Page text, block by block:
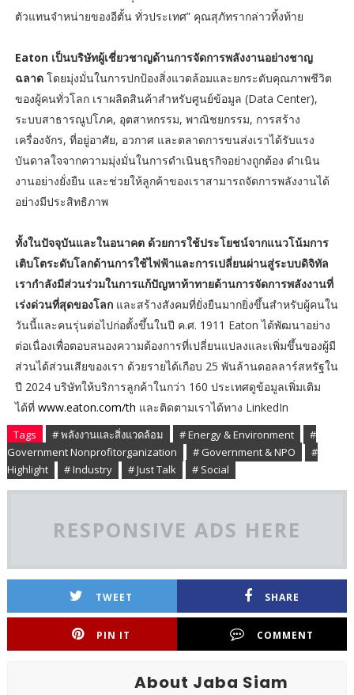
ตัวแทนจำหน่ายของอีตั้น ทั่วประเทศ” คุณสุภัทรากล่าวทิ้งท้าย
Eaton เป็นบริษัทผู้เชี่ยวชาญด้านการจัดการพลังงานอย่างชาญ
ฉลาด โดยมุ่งมั่นในการปกป้องสิ่งแวดล้อมและยกระดับคุณภาพชีวิต
ของผู้คนทั่วโลก เราผลิตสินค้าสำหรับศูนย์ข้อมูล (Data Center),
ระบบสาธารณูปโภค, อุตสาหกรรม, พาณิชยกรรม, การสร้าง
เครื่องจักร, ที่อยู่อาศัย, อวกาศ และตลาดการขนส่งเราได้รับแรง
บันดาลใจจากความมุ่งมั่นในการดำเนินธุรกิจอย่างถูกต้อง ดำเนิน
งานอย่างยั่งยืน และช่วยให้ลูกค้าของเราสามารถจัดการพลังงานได้
อย่างมีประสิทธิภาพ
ทั้งในปัจจุบันและในอนาคต ด้วยการใช้ประโยชน์จากแนวโน้มการ
เติบโตระดับโลกด้านการใช้ไฟฟ้าและการเปลี่ยนผ่านสู่ระบบดิจิทัล
เรากำลังมีส่วนร่วมในการแก้ปัญหาท้าทายด้านการจัดการพลังงานที่
เร่งด่วนที่สุดของโลก และสร้างสังคมที่ยั่งยืนมากยิ่งขึ้นสำหรับผู้คนใน
วันนี้และคนรุ่นต่อไปก่อตั้งขึ้นในปี ค.ศ. 1911 Eaton ได้พัฒนาอย่าง
ต่อเนื่องเพื่อตอบสนองความต้องการที่เปลี่ยนแปลงและเพิ่มขึ้นของผู้มี
ส่วนได้ส่วนเสียของเรา ด้วยรายได้เกือบ 25 พันล้านดอลลาร์สหรัฐใน
ปี 2024 บริษัทให้บริการลูกค้าในกว่า 160 ประเทศดูข้อมูลเพิ่มเติม
ได้ที่ www.eaton.com/th และติดตามเราได้ทาง LinkedIn
Tags # พลังงานและสิ่งแวดล้อม # Energy & Environment
#
Government Nonprofitorganization
# Government & NPO
#
Highlight
# Industry # Just Talk # Social
RESPONSIVE ADS HERE
TWEET SHARE
PIN IT COMMENT
About Jaba Siam